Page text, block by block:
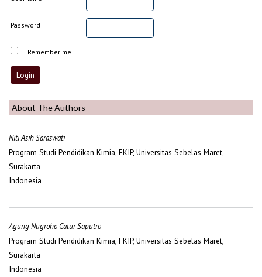
Password
Remember me
About The Authors
Niti Asih Saraswati
Program Studi Pendidikan Kimia, FKIP, Universitas Sebelas Maret,
Surakarta
Indonesia
Agung Nugroho Catur Saputro
Program Studi Pendidikan Kimia, FKIP, Universitas Sebelas Maret,
Surakarta
Indonesia